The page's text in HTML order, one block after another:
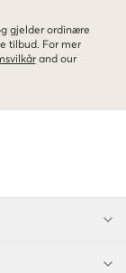
gjelder ordinære
tilbud. For mer
and our